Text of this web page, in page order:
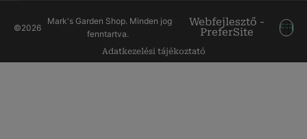
©2026
Mark's Garden Shop. Minden jog
fenntartva.
Webfejlesztő -
PreferSite
Adatkezelési tájékoztató